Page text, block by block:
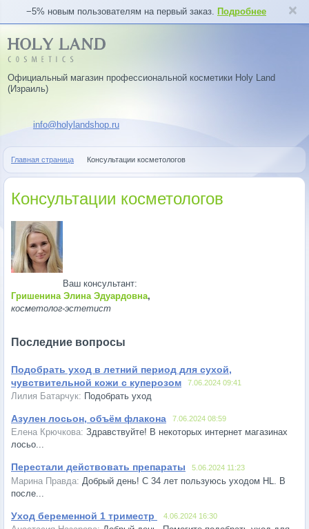
−5% новым пользователям на первый заказ. Подробнее
Официальный магазин профессиональной косметики Holy Land
(Израиль)
info@holylandshop.ru
Главная страница Консультации косметологов
Консультации косметологов
Ваш консультант:
Гришенина Элина Эдуардовна,
косметолог-эстетист
Последние вопросы
Подобрать уход в летний период для сухой,
чувствительной кожи с куперозом
7.06.2024 09:41
Подобрать уход
Азулен лосьон, объём флакона 7.06.2024 08:59
Здравствуйте! В некоторых интернет магазинах
лосьо...
Перестали действовать препараты 5.06.2024 11:23
Добрый день! С 34 лет пользуюсь уходом HL. В
после...
Уход беременной 1 триместр 4.06.2024 16:30